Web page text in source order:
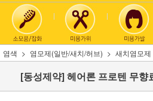
염색 염모제(일반/새치/허브) 새치염모제
[동성제약] 헤어론 프로텐 무향